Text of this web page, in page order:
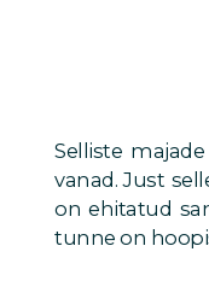
Selliste
vanad. Just
on ehitatud
tunne on